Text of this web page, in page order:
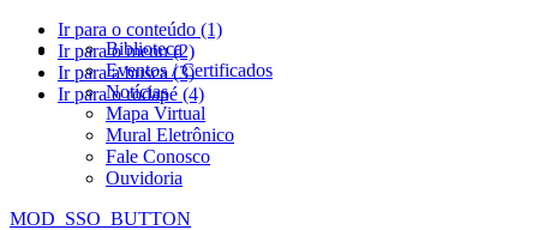
Ir para o conteúdo (1)
Ir para o menu (2)
Ir para a busca (3)
Ir para o rodapé (4)
Biblioteca
Eventos / Certificados
Notícias
Mapa Virtual
Mural Eletrônico
Fale Conosco
Ouvidoria
MOD_SSO_BUTTON